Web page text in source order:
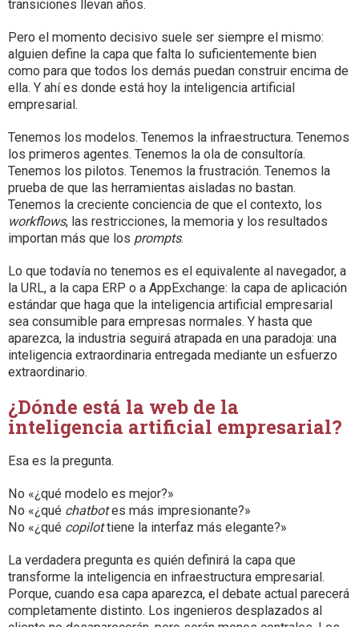
transiciones llevan años.
Pero el momento decisivo suele ser siempre el mismo:
alguien define la capa que falta lo suficientemente bien
como para que todos los demás puedan construir encima de
ella. Y ahí es donde está hoy la inteligencia artificial
empresarial.
Tenemos los modelos. Tenemos la infraestructura. Tenemos
los primeros agentes. Tenemos la ola de consultoría.
Tenemos los pilotos. Tenemos la frustración. Tenemos la
prueba de que las herramientas aisladas no bastan.
Tenemos la creciente conciencia de que el contexto, los
workflows, las restricciones, la memoria y los resultados
importan más que los prompts.
Lo que todavía no tenemos es el equivalente al navegador, a
la URL, a la capa ERP o a AppExchange: la capa de aplicación
estándar que haga que la inteligencia artificial empresarial
sea consumible para empresas normales. Y hasta que
aparezca, la industria seguirá atrapada en una paradoja: una
inteligencia extraordinaria entregada mediante un esfuerzo
extraordinario.
¿Dónde está la web de la
inteligencia artificial empresarial?
Esa es la pregunta.
No «¿qué modelo es mejor?»
No «¿qué chatbotes más impresionante?»
No «¿qué copilottiene la interfaz más elegante?»
La verdadera pregunta es quién definirá la capa que
transforme la inteligencia en infraestructura empresarial.
Porque, cuando esa capa aparezca, el debate actual parecerá
completamente distinto. Los ingenieros desplazados al